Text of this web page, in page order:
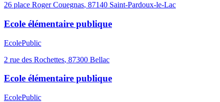
26 place Roger Couegnas, 87140 Saint-Pardoux-le-Lac
Ecole élémentaire publique
EcolePublic
2 rue des Rochettes, 87300 Bellac
Ecole élémentaire publique
EcolePublic